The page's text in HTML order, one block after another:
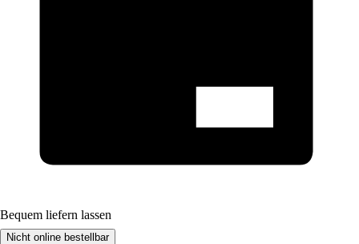
Bequem liefern lassen
Nicht online bestellbar